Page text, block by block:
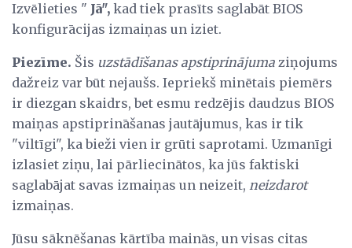
Izvēlieties " Jā", kad tiek prasīts saglabāt BIOS
konfigurācijas izmaiņas un iziet.
Piezīme. Šis uzstādīšanas apstiprinājuma ziņojums
dažreiz var būt nejaušs. Iepriekš minētais piemērs
ir diezgan skaidrs, bet esmu redzējis daudzus BIOS
maiņas apstiprināšanas jautājumus, kas ir tik
"viltīgi", ka bieži vien ir grūti saprotami. Uzmanīgi
izlasiet ziņu, lai pārliecinātos, ka jūs faktiski
saglabājat savas izmaiņas un neizeit, neizdarot
izmaiņas.
Jūsu sāknēšanas kārtība mainās, un visas citas